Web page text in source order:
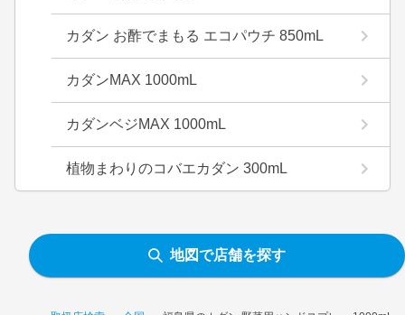
カダン お酢でまもる エコパウチ 850mL
カダンMAX 1000mL
カダンベジMAX 1000mL
植物まわりのコバエカダン 300mL
地図で店舗を探す